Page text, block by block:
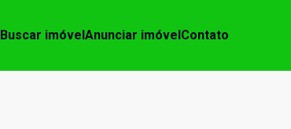
Buscar imóvelAnunciar imóvelContato